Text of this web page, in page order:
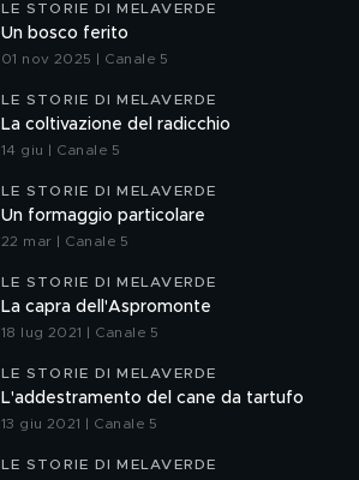
LE STORIE DI MELAVERDE
Un bosco ferito
01 nov 2025 | Canale 5
LE STORIE DI MELAVERDE
La coltivazione del radicchio
14 giu | Canale 5
LE STORIE DI MELAVERDE
Un formaggio particolare
22 mar | Canale 5
LE STORIE DI MELAVERDE
La capra dell'Aspromonte
18 lug 2021 | Canale 5
LE STORIE DI MELAVERDE
L'addestramento del cane da tartufo
13 giu 2021 | Canale 5
LE STORIE DI MELAVERDE